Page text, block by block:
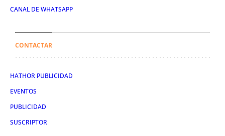
CANAL DE WHATSAPP
CONTACTAR
HATHOR PUBLICIDAD
EVENTOS
PUBLICIDAD
SUSCRIPTOR